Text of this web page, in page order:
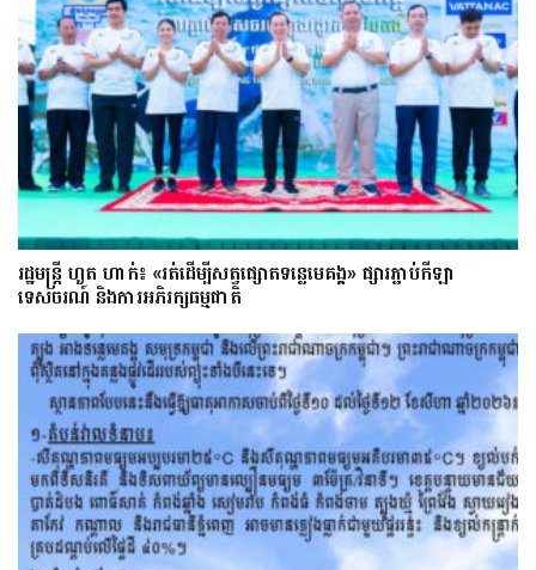
រដ្ឋមន្ត្រី ហួត ហាក់៖ «រត់ដើម្បីសត្វផ្សោតទន្លេមេគង្គ» ផ្សារភ្ជាប់កីឡា
ទេសចរណ៍ និងការអភិរក្សធម្មជាតិ